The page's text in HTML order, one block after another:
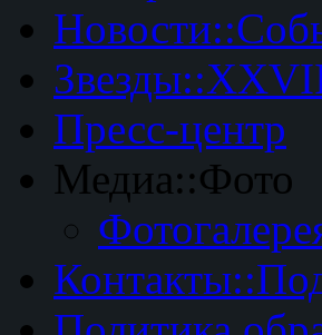
Пресс-центр
Медиа::Фото